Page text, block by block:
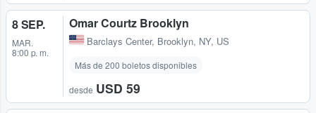
8 SEP.
MAR.
8:00 p. m.
Omar Courtz Brooklyn
Barclays Center, Brooklyn, NY, US
Más de 200 boletos disponibles
desde USD 59